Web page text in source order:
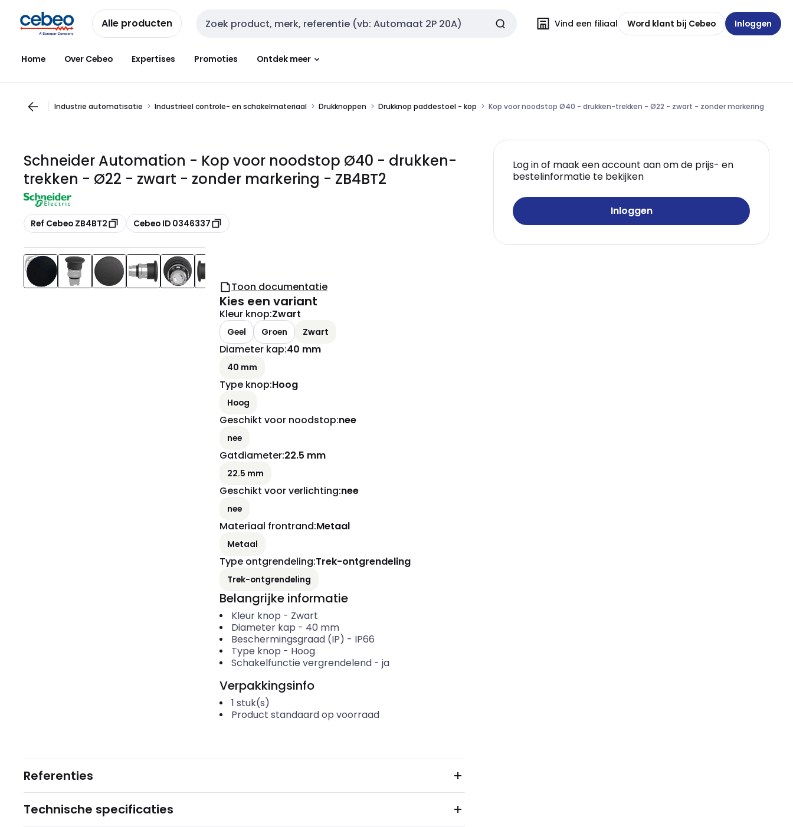
naar
navigatie
naar
inhoud
Alle producten Zoekveld invoer Vind een filiaal Word klant bij Cebeo Inloggen
Home Over Cebeo Expertises Promoties Ontdek meer
Industrie automatisatie Industrieel controle- en schakelmateriaal Drukknoppen Drukknop paddestoel - kop Kop voor noodstop Ø40 - drukken-trekken - Ø22 - zwart - zonder markering
Schneider Automation - Kop voor noodstop Ø40 - drukken-
trekken - Ø22 - zwart - zonder markering - ZB4BT2
Kopiëren
Ref Cebeo ZB4BT2 Kopiëren
Cebeo ID 0346337
Log in of maak een account aan om de prijs- en
bestelinformatie te bekijken
Inloggen
Toon documentatie
Kies een variant
Kleur knop:Zwart
Geel Groen Zwart
Diameter kap:40 mm
40 mm
Type knop:Hoog
Hoog
Geschikt voor noodstop:nee
nee
Gatdiameter:22.5 mm
22.5 mm
Geschikt voor verlichting:nee
nee
Materiaal frontrand:Metaal
Metaal
Type ontgrendeling:Trek-ontgrendeling
Trek-ontgrendeling
Belangrijke informatie
Kleur knop - Zwart
Diameter kap - 40 mm
Beschermingsgraad (IP) - IP66
Type knop - Hoog
Schakelfunctie vergrendelend- ja
Verpakkingsinfo
1 stuk(s)
Product standaard op voorraad
Referenties
Technische specificaties